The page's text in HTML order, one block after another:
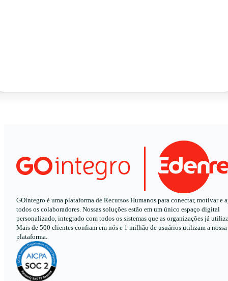
GOintegro é uma plataforma de Recursos Humanos para conectar, motivar e
todos os colaboradores. Nossas soluções estão em um único espaço digital
personalizado, integrado com todos os sistemas que as organizações já
Mais de 500 clientes confiam em nós e 1 milhão de usuários utilizam a nossa
plataforma.